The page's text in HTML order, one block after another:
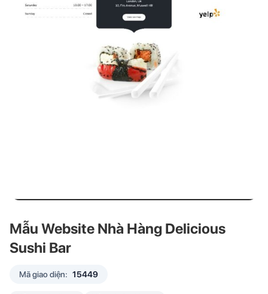
Mẫu Website Nhà Hàng Delicious
Sushi Bar
Mã giao diện: 15449